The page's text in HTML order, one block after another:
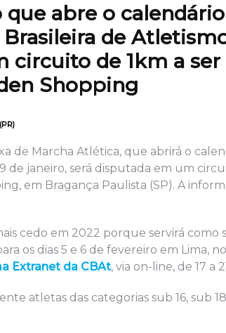
abre o
de
circuito de 1km a
Shopping
de Marcha Atlética, que abrirá o
9 de janeiro, será disputada em um
em Bragança Paulista (SP). A
cedo em 2022 porque servirá como
os dias 5 e 6 de fevereiro em Lima,
Extranet da CBAt, via on-line, de 17 a
atletas das categorias sub 16, sub